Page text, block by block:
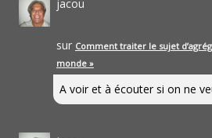
jacou
sur Comment traiter le sujet
monde »
A voir et à écouter si on ne